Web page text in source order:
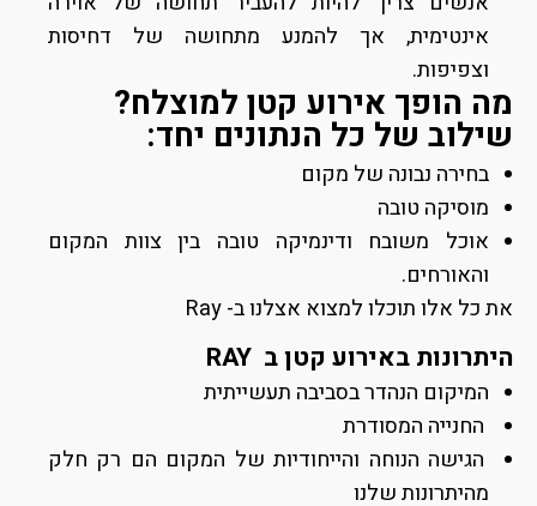
אינטימית, אך להמנע מתחושה של דחיסות
וצפיפות.
מה הופך אירוע קטן למוצלח?
שילוב של כל הנתונים יחד:
בחירה נבונה של מקום
מוסיקה טובה
אוכל משובח ודינמיקה טובה בין צוות המקום
והאורחים.
את כל אלו תוכלו למצוא אצלנו ב- Ray
היתרונות באירוע קטן ב RAY
המיקום הנהדר בסביבה תעשייתית
החנייה המסודרת
הגישה הנוחה והייחודיות של המקום הם רק חלק
מהיתרונות שלנו